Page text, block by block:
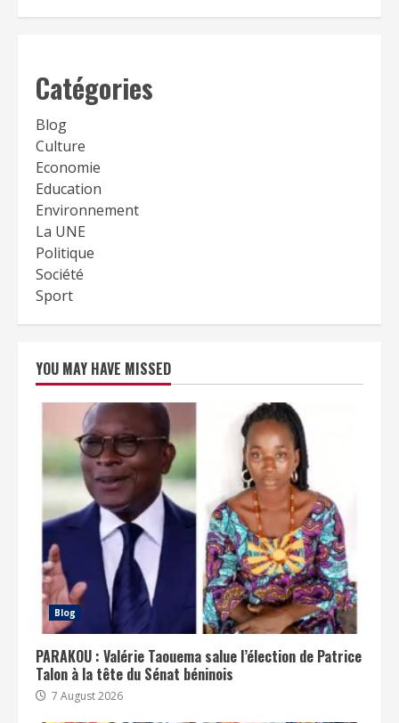
Catégories
Blog
Culture
Economie
Education
Environnement
La UNE
Politique
Société
Sport
YOU MAY HAVE MISSED
Blog
PARAKOU : Valérie Taouema salue l’élection de Patrice
Talon à la tête du Sénat béninois
7 August 2026